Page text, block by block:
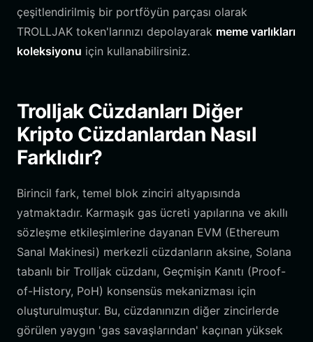
çeşitlendirilmiş bir portföyün parçası olarak
TROLLJAK token'larınızı depolayarak meme varlıkları
koleksiyonu için kullanabilirsiniz.
Trolljak Cüzdanları Diğer
Kripto Cüzdanlardan Nasıl
Farklıdır?
Birincil fark, temel blok zinciri altyapısında
yatmaktadır. Karmaşık gas ücreti yapılarına ve akıllı
sözleşme etkileşimlerine dayanan EVM (Ethereum
Sanal Makinesi) merkezli cüzdanların aksine, Solana
tabanlı bir Trolljak cüzdanı, Geçmişin Kanıtı (Proof-
of-History, PoH) konsensüs mekanizması için
oluşturulmuştur. Bu, cüzdanınızın diğer zincirlerde
görülen yaygın 'gas savaşlarından' kaçınan yüksek